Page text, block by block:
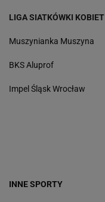
LIGA SIATKÓWKI KOBIET
Muszynianka Muszyna
BKS Aluprof
Impel Śląsk Wrocław
INNE SPORTY